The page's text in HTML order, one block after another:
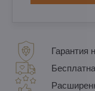
Гарантия